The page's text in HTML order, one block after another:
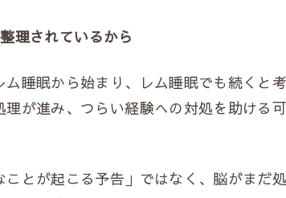
理されているから
睡眠から始まり、レム睡眠でも続くと
が進み、つらい経験への対処を助ける
とが起こる予告」ではなく、脳がまだ